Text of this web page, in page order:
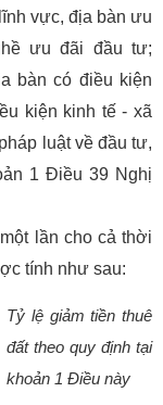
vực, địa bàn ưu
ưu đãi đầu tư;
bàn có điều kiện
kiện kinh tế - xã
luật về đầu tư,
1 Điều 39 Nghị
lần cho cả thời
tính như sau:
Tỷ lệ giảm tiền thuê
đất theo quy định tại
khoản 1 Điều này